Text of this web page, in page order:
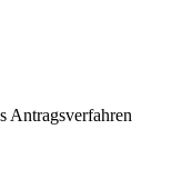
Antragsverfahren